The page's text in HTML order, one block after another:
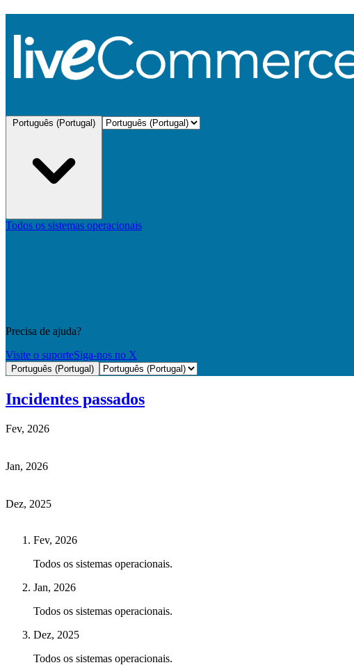
Português (Portugal)
Todos os sistemas operacionais
Precisa de ajuda?
Visite o suporteSiga-nos no X
Português (Portugal)
Incidentes passados
Fev, 2026
Jan, 2026
Dez, 2025
Fev, 2026
Todos os sistemas operacionais.
Jan, 2026
Todos os sistemas operacionais.
Dez, 2025
Todos os sistemas operacionais.